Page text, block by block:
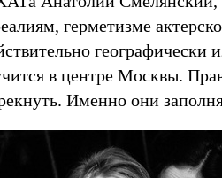
герметизме
географически
в центре Москвы.
Именно они